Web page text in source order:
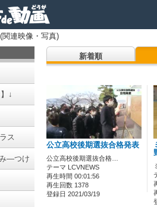
連映像・写真)
↓
ス
―つけ
新着順
公立高校後期選抜合格発表
公立高校後期選抜合格…
テーマ LCVNEWS
再生時間 00:01:56
再生回数 1378
登録日 2021/03/19